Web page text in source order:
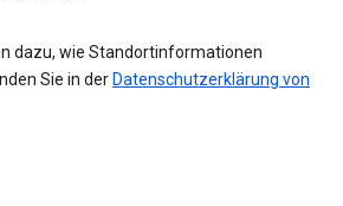
dazu, wie Standortinformationen
Sie in der Datenschutzerklärung von